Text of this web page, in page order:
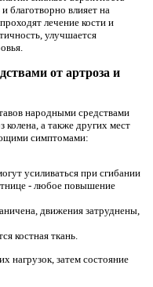
благотворно влияет на
лечение кости и
улучшается
от артроза и
народными средствами
колена, а также других мест
симптомами:
усиливаться при сгибании
- любое повышение
движения затруднены,
костная ткань.
нагрузок, затем состояние